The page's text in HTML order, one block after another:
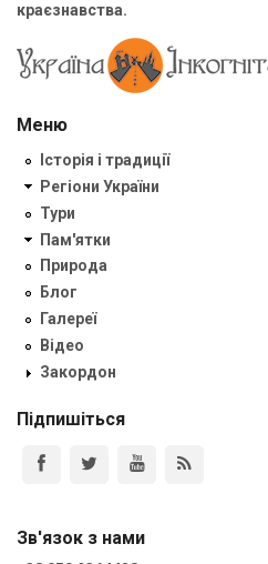
краєзнавства.
Меню
Історія і традиції
Регіони України
Тури
Пам'ятки
Природа
Блог
Галереї
Відео
Закордон
Підпишіться
Зв'язок з нами